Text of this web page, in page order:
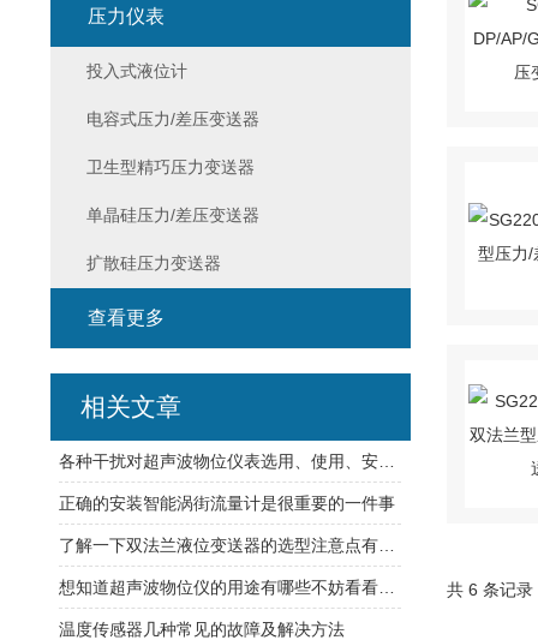
共 6 条记
压力仪表
投入式液位计
电容式压力/差压变送器
卫生型精巧压力变送器
单晶硅压力/差压变送器
扩散硅压力变送器
查看更多
相关文章
正确的安装智能涡街流量计是很重要的一件事
温度传感器几种常见的故障及解决方法